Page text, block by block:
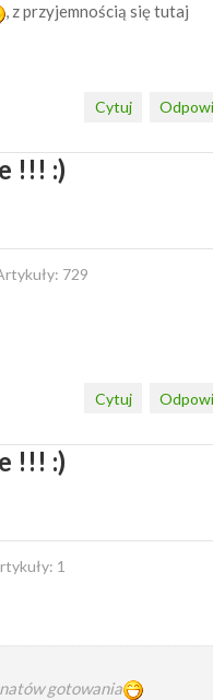
, z przyjemnością się tutaj
Cytuj
!!! :)
729
Cytuj
!!! :)
1
gotowania